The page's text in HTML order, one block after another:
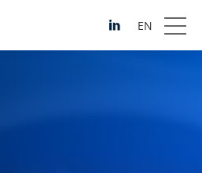
EN